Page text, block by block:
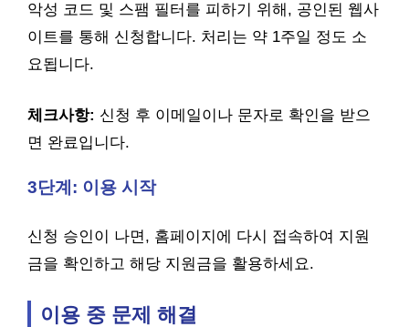
악성 코드 및 스팸 필터를 피하기 위해, 공인된 웹사
이트를 통해 신청합니다. 처리는 약 1주일 정도 소
요됩니다.
체크사항: 신청 후 이메일이나 문자로 확인을 받으
면 완료입니다.
3단계: 이용 시작
신청 승인이 나면, 홈페이지에 다시 접속하여 지원
금을 확인하고 해당 지원금을 활용하세요.
이용 중 문제 해결